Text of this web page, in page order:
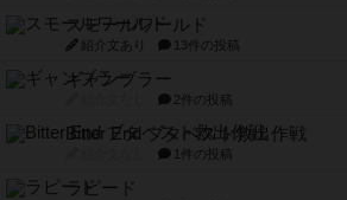
スモールワールド
紹介文あり 13件の投稿
ギャンブラー
2件の投稿
Bitter End ブタペスト救出作戦
1件の投稿
ラピード